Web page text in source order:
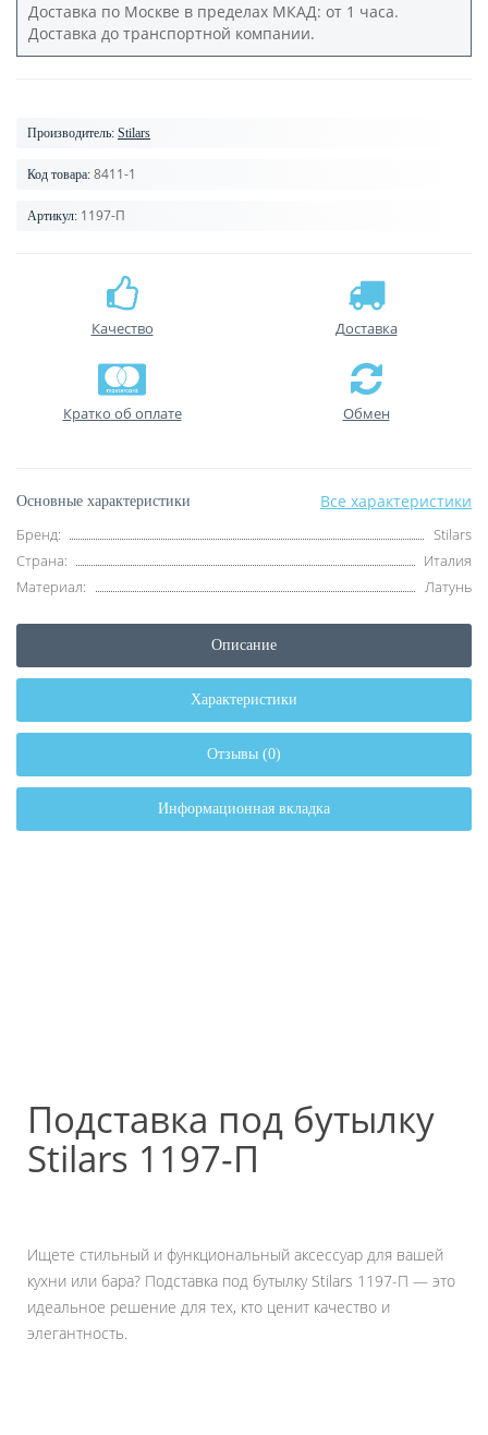
Доставка по Москве в пределах МКАД: от 1 часа.
Доставка до транспортной компании.
Производитель: Stilars
Код товара: 8411-1
Артикул: 1197-П
Качество Доставка
Кратко об оплате Обмен
Основные характеристики Все характеристики
Бренд:
Stilars
Страна:
Италия
Материал:
Латунь
Описание
Характеристики
Отзывы (0)
Информационная вкладка
Подставка под бутылку
Stilars 1197-П
Ищете стильный и функциональный аксессуар для вашей
кухни или бара? Подставка под бутылку Stilars 1197-П — это
идеальное решение для тех, кто ценит качество и
элегантность.